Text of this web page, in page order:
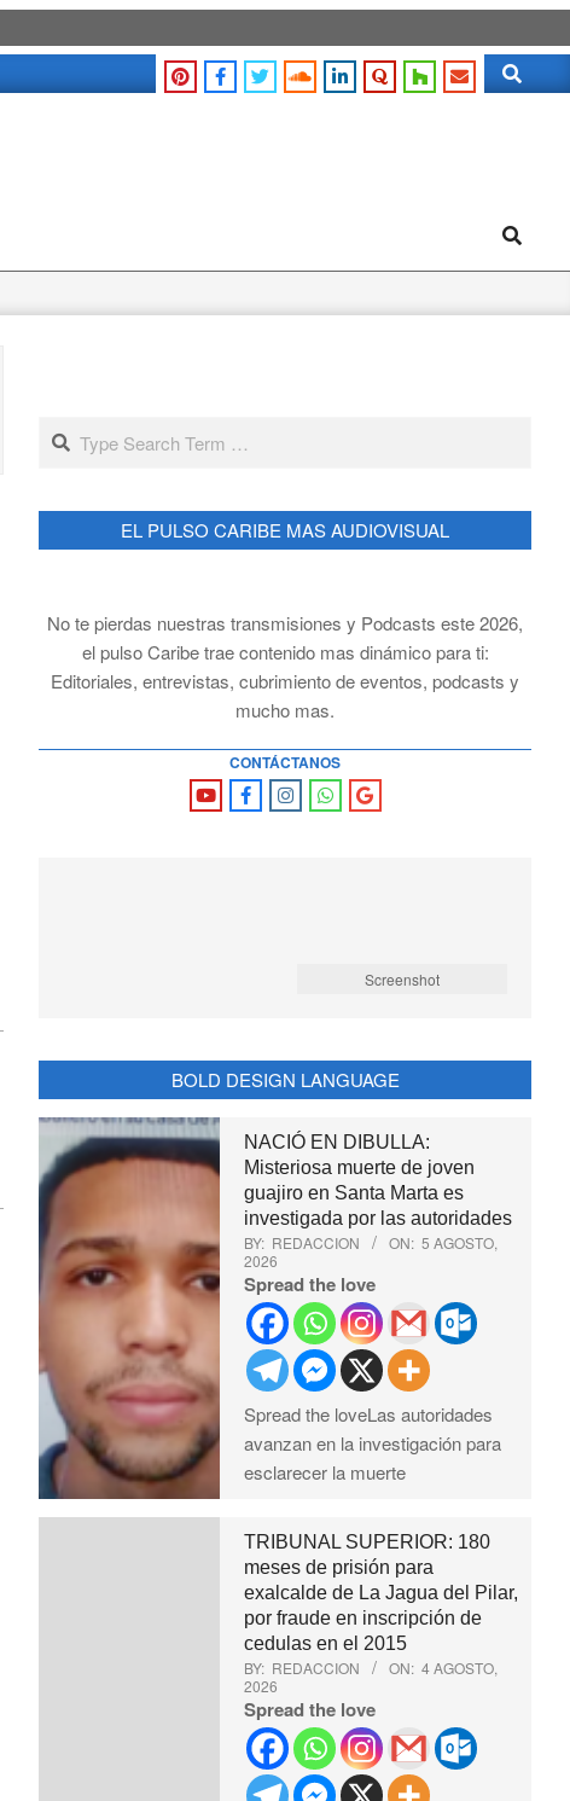
Search
Search
Search
EL PULSO CARIBE MAS AUDIOVISUAL
No te pierdas nuestras transmisiones y Podcasts este 2026,
el pulso Caribe trae contenido mas dinámico para ti:
Editoriales, entrevistas, cubrimiento de eventos, podcasts y
mucho mas.
CONTÁCTANOS
Screenshot
BOLD DESIGN LANGUAGE
NACIÓ EN DIBULLA:
Misteriosa muerte de joven
guajiro en Santa Marta es
investigada por las autoridades
BY: REDACCION ON: 5 AGOSTO,
2026
Spread the love
Spread the loveLas autoridades
avanzan en la investigación para
esclarecer la muerte
TRIBUNAL SUPERIOR: 180
meses de prisión para
exalcalde de La Jagua del Pilar,
por fraude en inscripción de
cedulas en el 2015
BY: REDACCION ON: 4 AGOSTO,
2026
Spread the love